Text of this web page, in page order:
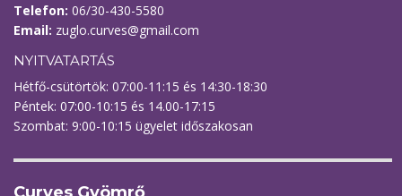
Telefon: 06/30-430-5580
Email: zuglo.curves@gmail.com
NYITVATARTÁS
Hétfő-csütörtök: 07:00-11:15 és 14:30-18:30
Péntek: 07:00-10:15 és 14.00-17:15
Szombat: 9:00-10:15 ügyelet időszakosan
Curves Gyömrő